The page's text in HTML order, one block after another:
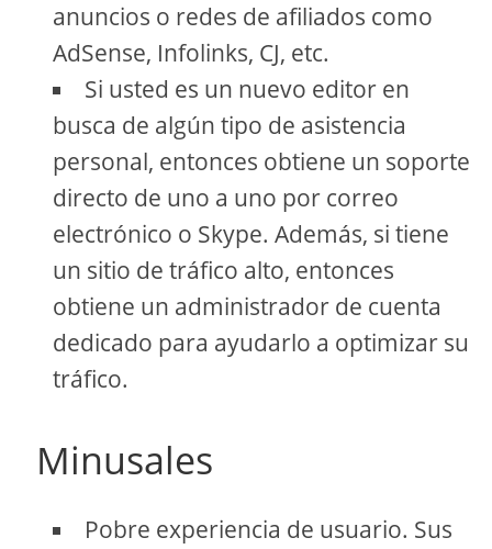
anuncios o redes de afiliados como
AdSense, Infolinks, CJ, etc.
Si usted es un nuevo editor en
busca de algún tipo de asistencia
personal, entonces obtiene un soporte
directo de uno a uno por correo
electrónico o Skype. Además, si tiene
un sitio de tráfico alto, entonces
obtiene un administrador de cuenta
dedicado para ayudarlo a optimizar su
tráfico.
Minusales
Pobre experiencia de usuario. Sus